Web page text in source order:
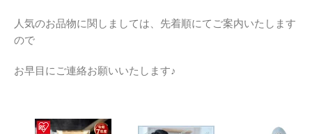
人気のお品物に関しましては、先着順にてご案内いたします
ので
お早目にご連絡お願いいたします♪